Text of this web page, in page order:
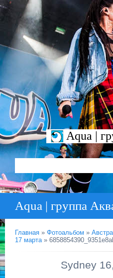
Aqua |
Aqua | группа
Главная » Фотоальбом »
17 марта»
Sydney